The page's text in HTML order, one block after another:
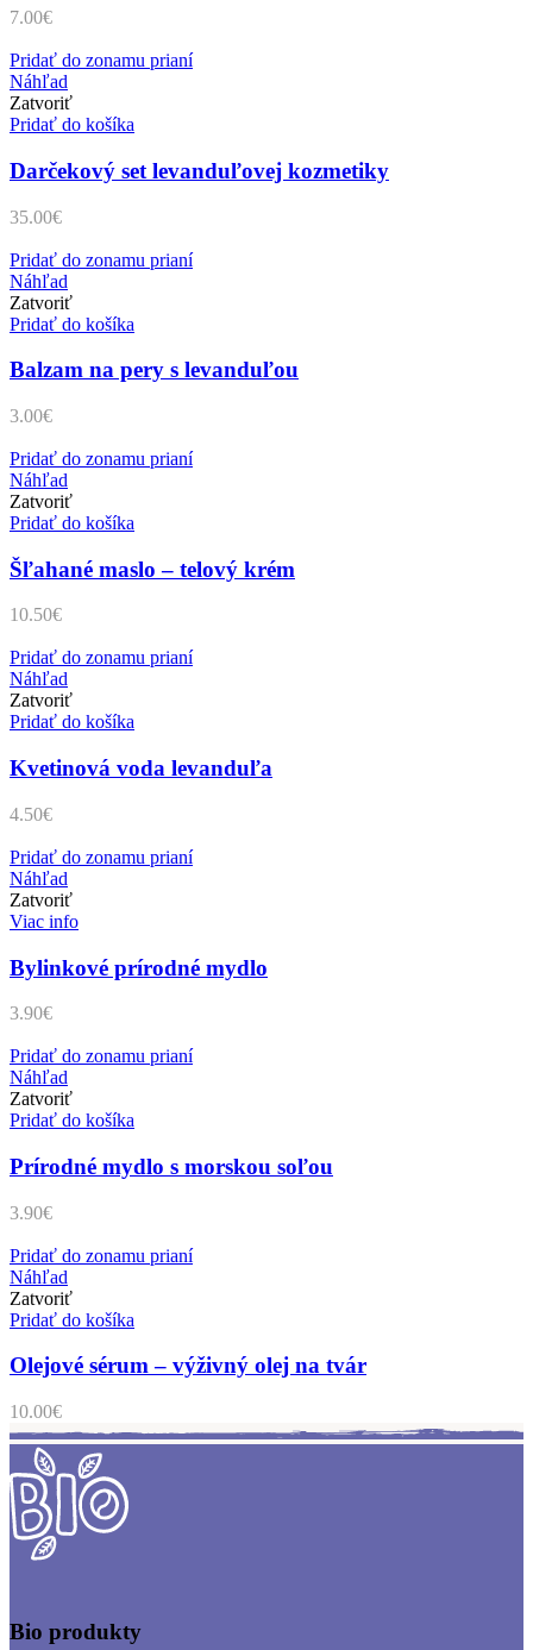
7.00€
Pridať do zonamu prianí
Náhľad
Zatvoriť
Pridať do košíka
Darčekový set levanduľovej kozmetiky
35.00€
Pridať do zonamu prianí
Náhľad
Zatvoriť
Pridať do košíka
Balzam na pery s levanduľou
3.00€
Pridať do zonamu prianí
Náhľad
Zatvoriť
Pridať do košíka
Šľahané maslo – telový krém
10.50€
Pridať do zonamu prianí
Náhľad
Zatvoriť
Pridať do košíka
Kvetinová voda levanduľa
4.50€
Pridať do zonamu prianí
Náhľad
Zatvoriť
Viac info
Bylinkové prírodné mydlo
3.90€
Pridať do zonamu prianí
Náhľad
Zatvoriť
Pridať do košíka
Prírodné mydlo s morskou soľou
3.90€
Pridať do zonamu prianí
Náhľad
Zatvoriť
Pridať do košíka
Olejové sérum – výživný olej na tvár
10.00€
Bio produkty